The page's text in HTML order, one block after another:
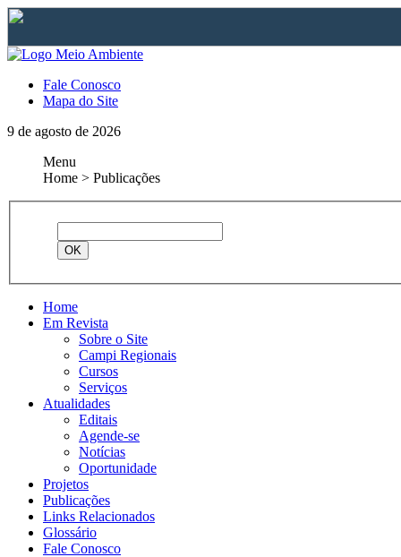
Fale Conosco
Mapa do Site
9 de agosto de 2026
Menu
Home > Publicações
Home
Em Revista
Sobre o Site
Campi Regionais
Cursos
Serviços
Atualidades
Editais
Agende-se
Notícias
Oportunidade
Projetos
Publicações
Links Relacionados
Glossário
Fale Conosco